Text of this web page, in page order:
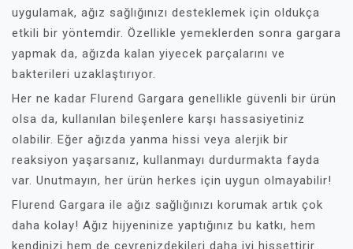
uygulamak, ağız sağlığınızı desteklemek için oldukça
etkili bir yöntemdir. Özellikle yemeklerden sonra gargara
yapmak da, ağızda kalan yiyecek parçalarını ve
bakterileri uzaklaştırıyor.
Her ne kadar Flurend Gargara genellikle güvenli bir ürün
olsa da, kullanılan bileşenlere karşı hassasiyetiniz
olabilir. Eğer ağızda yanma hissi veya alerjik bir
reaksiyon yaşarsanız, kullanmayı durdurmakta fayda
var. Unutmayın, her ürün herkes için uygun olmayabilir!
Flurend Gargara ile ağız sağlığınızı korumak artık çok
daha kolay! Ağız hijyeninize yaptığınız bu katkı, hem
kendinizi hem de çevrenizdekileri daha iyi hissettirir.